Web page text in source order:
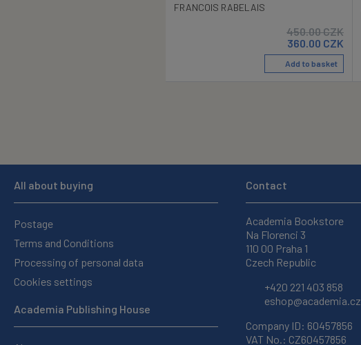
FRANCOIS RABELAIS
450.00CZK
360.00 CZK
Add to basket
All about buying
Postage
Terms and Conditions
Processing of personal data
Cookies settings
Academia Publishing House
Contact
Academia Bookstore
Na Florenci 3
110 00 Praha 1
Czech Republic
+420 221 403 858
eshop@academia.cz
Company ID: 60457856
VAT No.: CZ60457856